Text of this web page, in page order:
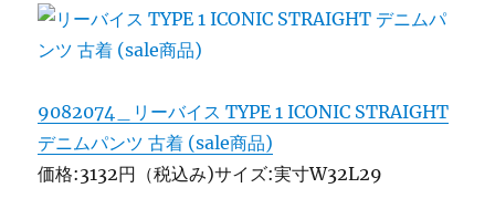
9082074＿リーバイス TYPE 1 ICONIC STRAIGHT
デニムパンツ 古着 (sale商品)
価格:3132円（税込み)サイズ:実寸W32L29